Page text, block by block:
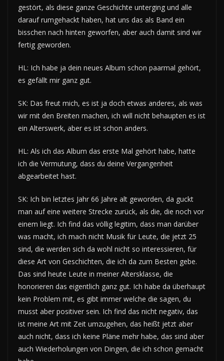
gestört, als diese ganze Geschichte unterging und alle
darauf rumgehackt haben, hat uns das als Band ein
bisschen nach hinten geworfen, aber auch damit sind wir
fertig geworden.
HL: Ich habe ja dein neues Album schon paarmal gehört,
es gefällt mir ganz gut.
SK: Das freut mich, es ist ja doch etwas anderes, als was
wir mit den Breiten machen, ich will nicht behaupten es ist
ein Alterswerk, aber es ist schon anders.
HL: Als ich das Album das erste Mal gehört habe, hatte
ich die Vermutung, dass du deine Vergangenheit
abgearbeitet hast.
SK: Ich bin letztes Jahr 66 Jahre alt geworden, da guckt
man auf eine weitere Strecke zurück, als die, die noch vor
einem liegt. Ich find das völlig legitim, dass man darüber
was macht, ich mach nicht Musik für Leute, die jetzt 25
sind, die werden sich da wohl nicht so interessieren, für
diese Art von Geschichten, die ich da zum Besten gebe.
Das sind heute Leute in meiner Altersklasse, die
honorieren das eigentlich ganz gut. Ich habe da überhaupt
kein Problem mit, es gibt immer welche die sagen, du
musst aber positiver sein. Ich find das nicht negativ, das
ist meine Art mit Zeit umzugehen, das heißt jetzt aber
auch nicht, dass ich keine Pläne mehr habe, das sind aber
auch Wiederholungen von Dingen, die ich schon gemacht